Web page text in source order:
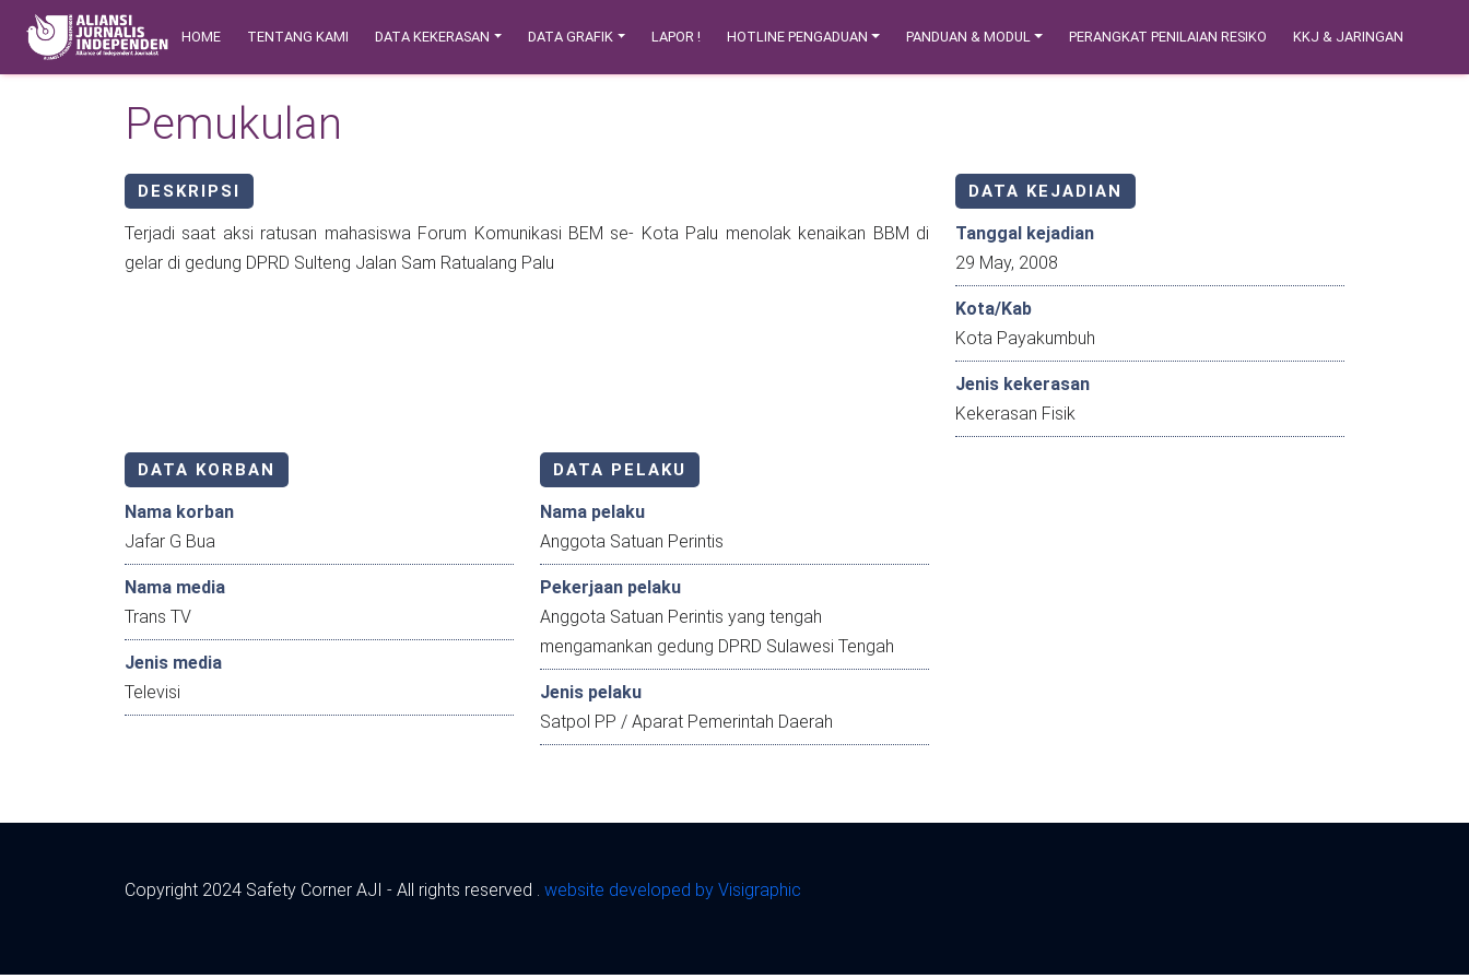
Skip to main content
Safety Corner
Main navigation
HOME TENTANG KAMI DATA KEKERASAN DATA GRAFIK LAPOR ! HOTLINE PENGADUAN PANDUAN & MODUL PERANGKAT PENILAIAN RESIKO KKJ & JARINGAN
Pemukulan
DESKRIPSI
Terjadi saat aksi ratusan mahasiswa Forum Komunikasi BEM se- Kota Palu menolak kenaikan BBM di
gelar di gedung DPRD Sulteng Jalan Sam Ratualang Palu
DATA KEJADIAN
Tanggal kejadian
29 May, 2008
Kota/Kab
Kota Payakumbuh
Jenis kekerasan
Kekerasan Fisik
DATA KORBAN
Nama korban
Jafar G Bua
Nama media
Trans TV
Jenis media
Televisi
DATA PELAKU
Nama pelaku
Anggota Satuan Perintis
Pekerjaan pelaku
Anggota Satuan Perintis yang tengah
mengamankan gedung DPRD Sulawesi Tengah
Jenis pelaku
Satpol PP / Aparat Pemerintah Daerah
Copyright 2024 Safety Corner AJI - All rights reserved . website developed by Visigraphic